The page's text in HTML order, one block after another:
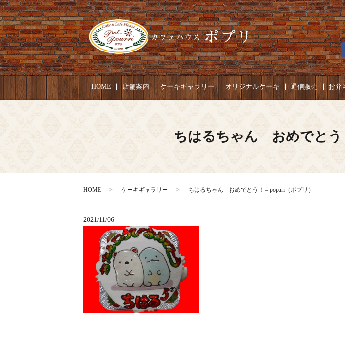
HOME 店舗案内 ケーキギャラリー オリジナルケーキ 通信販売 お弁
ちはるちゃん おめでとう
HOME ケーキギャラリー ちはるちゃん おめでとう！ – popuri（ポプリ）
2021/11/06